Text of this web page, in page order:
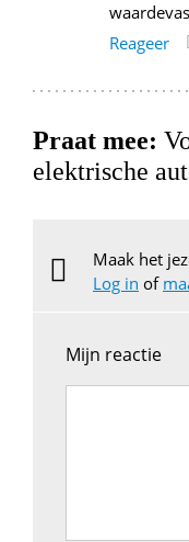
Reageer
Praat mee:
elektrische
Maak het
Log in of
Mijn reactie